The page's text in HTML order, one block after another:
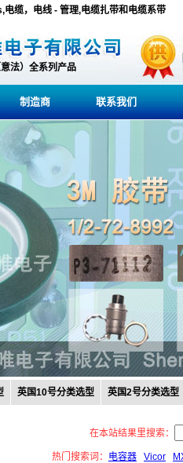
缆，电线 - 管理,电缆扎带和电缆系带
法）全系列产品
制造商 联系我们
英国10号分类选型 英国2号分类选型
在本站结果里搜索：
热门搜索词： 电容器 Vicor